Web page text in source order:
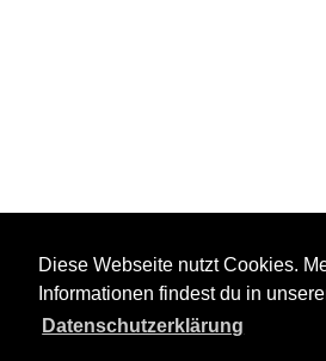
Diese Webseite nutzt Cookies.
Informationen findest du in
Datenschutzerklärung